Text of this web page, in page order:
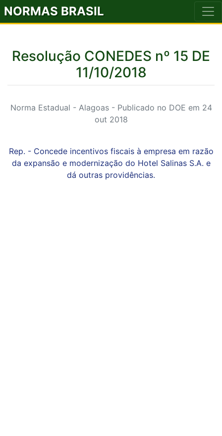
NORMAS BRASIL
Resolução CONEDES nº 15 DE
11/10/2018
Norma Estadual - Alagoas - Publicado no DOE em 24
out 2018
Rep. - Concede incentivos fiscais à empresa em razão
da expansão e modernização do Hotel Salinas S.A. e
dá outras providências.